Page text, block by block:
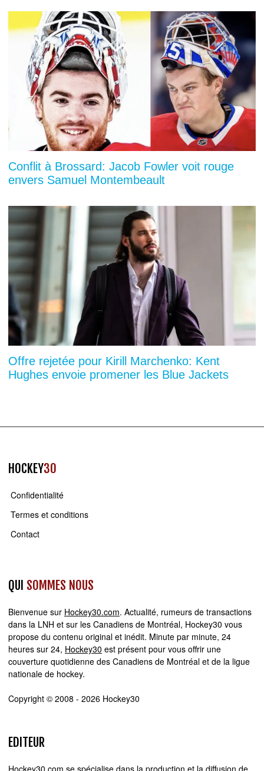
Conflit à Brossard: Jacob Fowler voit rouge
envers Samuel Montembeault
Offre rejetée pour Kirill Marchenko: Kent
Hughes envoie promener les Blue Jackets
HOCKEY30
Confidentialité
Termes et conditions
Contact
QUI SOMMES NOUS
Bienvenue sur Hockey30.com. Actualité, rumeurs de transactions
dans la LNH et sur les Canadiens de Montréal, Hockey30 vous
propose du contenu original et inédit. Minute par minute, 24
heures sur 24, Hockey30 est présent pour vous offrir une
couverture quotidienne des Canadiens de Montréal et de la ligue
nationale de hockey.
Copyright © 2008 - 2026 Hockey30
EDITEUR
Hockey30.com se spécialise dans la production et la diffusion de